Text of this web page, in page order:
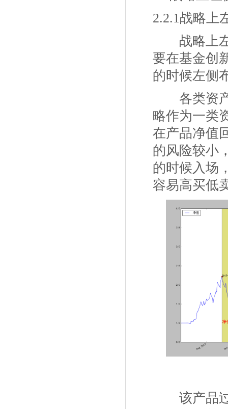
2.2.1战略上
战略上
要在基金创
的时候左侧
各类资
略作为一类
在产品净值
的风险较小
的时候入场
容易高买低
该产品